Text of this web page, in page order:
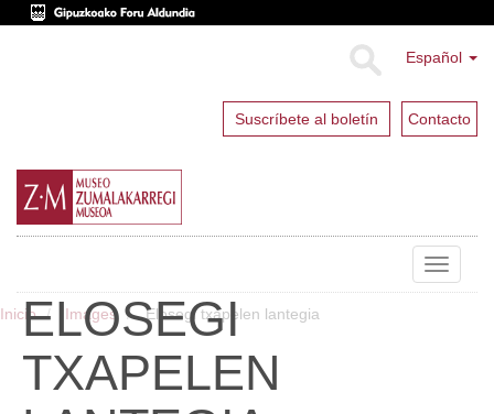
Español
Suscríbete al boletín Contacto
Toggle
Inicio Images Elosegi txapelen lantegia
ELOSEGI
TXAPELEN